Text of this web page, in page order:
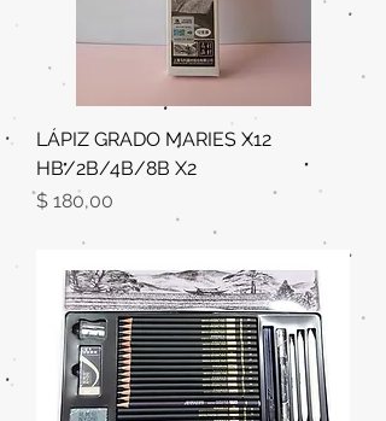
LÁPIZ GRADO MARIES X12
HB/2B/4B/8B X2
Precio
$ 180,00